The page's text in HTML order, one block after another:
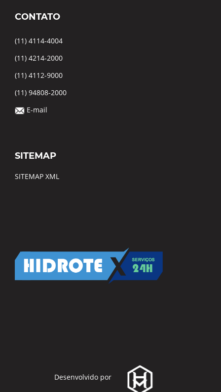
CONTATO
(11) 4114-4004
(11) 4214-2000
(11) 4112-9000
(11) 94808-2000
E-mail
SITEMAP
SITEMAP XML
Desenvolvido por